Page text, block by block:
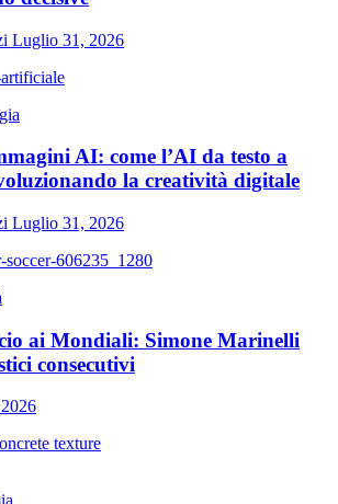
Luglio 31, 2026
AI: come l’AI da testo a
la creatività digitale
Luglio 31, 2026
ai Mondiali: Simone Marinelli
consecutivi